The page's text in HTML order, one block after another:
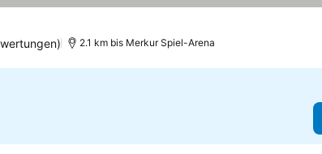
2.1 km bis Merkur Spiel-Arena